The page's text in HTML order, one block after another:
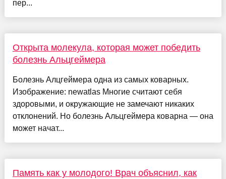
пер...
Открыта молекула, которая может победить
болезнь Альцгеймера
Болезнь Алцгеймера одна из самых коварных.
Изображение: newatlas Многие считают себя
здоровыми, и окружающие не замечают никаких
отклонений. Но болезнь Альцгеймера коварна — она
может начат...
Память как у молодого! Врач объяснил, как